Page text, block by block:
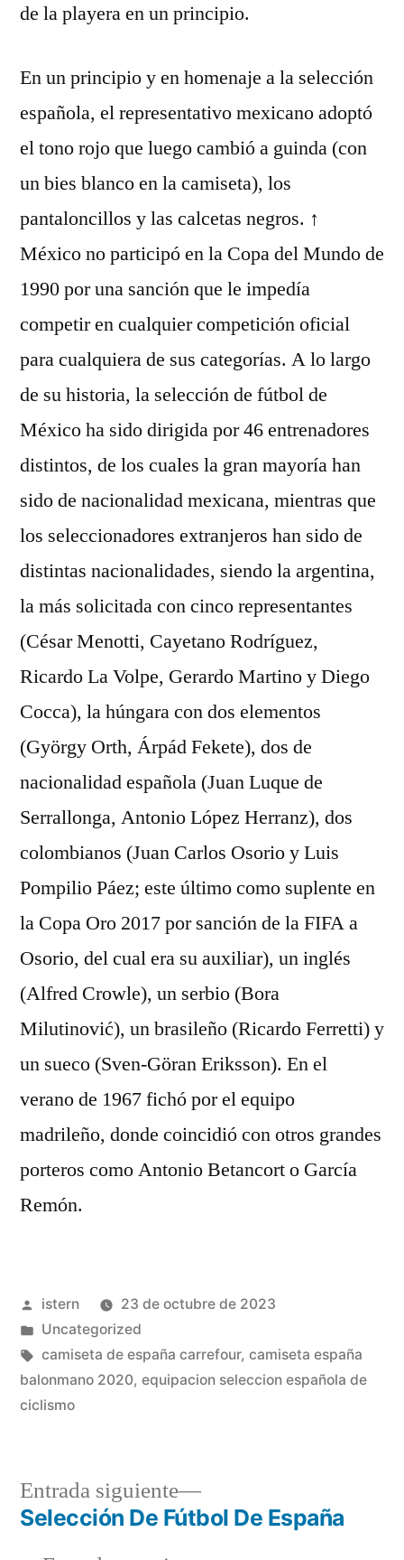
de la playera en un principio.
En un principio y en homenaje a la selección
española, el representativo mexicano adoptó
el tono rojo que luego cambió a guinda (con
un bies blanco en la camiseta), los
pantaloncillos y las calcetas negros. ↑
México no participó en la Copa del Mundo de
1990 por una sanción que le impedía
competir en cualquier competición oficial
para cualquiera de sus categorías. A lo largo
de su historia, la selección de fútbol de
México ha sido dirigida por 46 entrenadores
distintos, de los cuales la gran mayoría han
sido de nacionalidad mexicana, mientras que
los seleccionadores extranjeros han sido de
distintas nacionalidades, siendo la argentina,
la más solicitada con cinco representantes
(César Menotti, Cayetano Rodríguez,
Ricardo La Volpe, Gerardo Martino y Diego
Cocca), la húngara con dos elementos
(György Orth, Árpád Fekete), dos de
nacionalidad española (Juan Luque de
Serrallonga, Antonio López Herranz), dos
colombianos (Juan Carlos Osorio y Luis
Pompilio Páez; este último como suplente en
la Copa Oro 2017 por sanción de la FIFA a
Osorio, del cual era su auxiliar), un inglés
(Alfred Crowle), un serbio (Bora
Milutinović), un brasileño (Ricardo Ferretti) y
un sueco (Sven-Göran Eriksson). En el
verano de 1967 fichó por el equipo
madrileño, donde coincidió con otros grandes
porteros como Antonio Betancort o García
Remón.
Publicado
por
istern
23 de octubre de 2023
Publicado
en
Uncategorized
Etiquetas:
camiseta de españa carrefour, camiseta españa
balonmano 2020, equipacion seleccion española de
ciclismo
Navegación
Entrada siguiente
Entrada
siguiente:
Selección De Fútbol De España